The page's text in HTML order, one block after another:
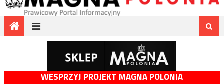
WESPRZYJ PROJEKT MAGNA POLONIA